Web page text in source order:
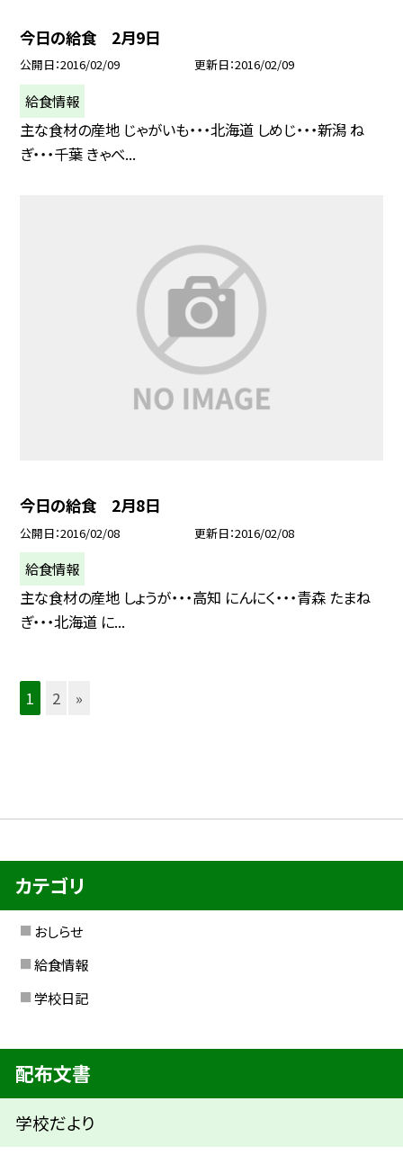
今日の給食 2月9日
公開日 2016/02/09 更新日 2016/02/09
給食情報
主な食材の産地 じゃがいも・・・北海道 しめじ・・・新潟 ね
ぎ・・・千葉 きゃべ...
今日の給食 2月8日
公開日 2016/02/08 更新日 2016/02/08
給食情報
主な食材の産地 しょうが・・・高知 にんにく・・・青森 たまね
ぎ・・・北海道 に...
1 2 »
カテゴリ
おしらせ
給食情報
学校日記
配布文書
学校だより